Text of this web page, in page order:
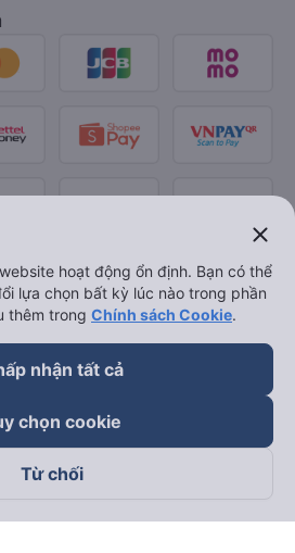
trên
close
hoạt động ổn định. Bạn có thể
lựa chọn bất kỳ lúc nào trong phần
thêm trong Chính sách Cookie.
nhận tất cả
chọn cookie
Từ chối